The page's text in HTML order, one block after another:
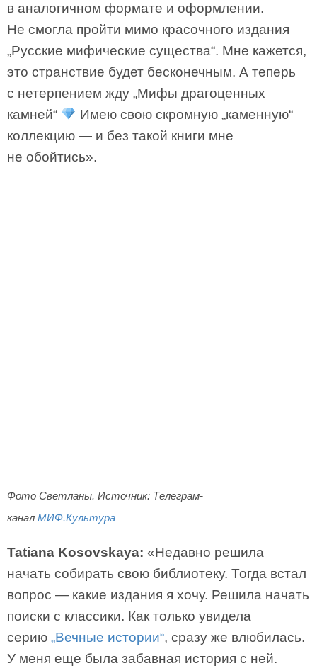
в аналогичном формате и оформлении.
Не смогла пройти мимо красочного издания
„Русские мифические существа“. Мне кажется,
это странствие будет бесконечным. А теперь
с нетерпением жду „Мифы драгоценных
камней“
Имею свою скромную „каменную“
коллекцию — и без такой книги мне
не обойтись».
Фото Светланы. Источник: Телеграм-
канал МИФ.Культура
Tatiana Kosovskaya: «Недавно решила
начать собирать свою библиотеку. Тогда встал
вопрос — какие издания я хочу. Решила начать
поиски с классики. Как только увидела
серию „Вечные истории“, сразу же влюбилась.
У меня еще была забавная история с ней.